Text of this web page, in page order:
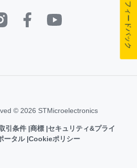
© 2026 STMicroelectronics
引条件 商標 セキュリティ&プライ
ータル Cookieポリシー
フィードバック